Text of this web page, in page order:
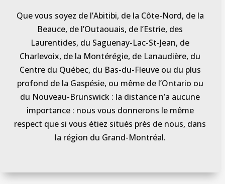
Que vous soyez de l’Abitibi, de la Côte-Nord, de la
Beauce, de l’Outaouais, de l’Estrie, des
Laurentides, du Saguenay-Lac-St-Jean, de
Charlevoix, de la Montérégie, de Lanaudière, du
Centre du Québec, du Bas-du-Fleuve ou du plus
profond de la Gaspésie, ou même de l’Ontario ou
du Nouveau-Brunswick : la distance n’a aucune
importance : nous vous donnerons le même
respect que si vous étiez situés près de nous, dans
la région du Grand-Montréal.